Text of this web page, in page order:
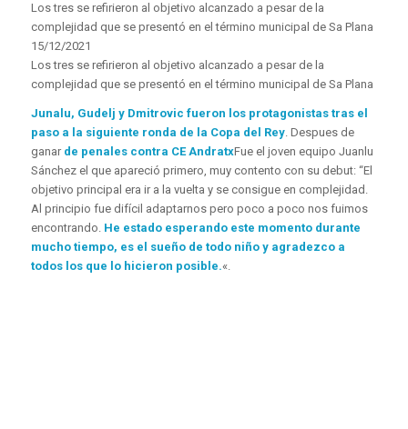
Los tres se refirieron al objetivo alcanzado a pesar de la
complejidad que se presentó en el término municipal de Sa Plana
15/12/2021
Los tres se refirieron al objetivo alcanzado a pesar de la
complejidad que se presentó en el término municipal de Sa Plana
Junalu, Gudelj y Dmitrovic fueron los protagonistas tras el
paso a la siguiente ronda de la Copa del Rey. Despues de
ganar de penales contra CE AndratxFue el joven equipo Juanlu
Sánchez el que apareció primero, muy contento con su debut: “El
objetivo principal era ir a la vuelta y se consigue en complejidad.
Al principio fue difícil adaptarnos pero poco a poco nos fuimos
encontrando. He estado esperando este momento durante
mucho tiempo, es el sueño de todo niño y agradezco a
todos los que lo hicieron posible.«.